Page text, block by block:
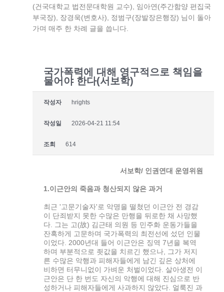
(건국대학교 법전문대학원 교수), 임아연(주간함양 편집국
부국장), 장경욱(변호사), 정범구(장발장은행장) 님이 돌아
가며 매주 한 차례 글을 씁니다.
국가폭력에 대해 영구적으로 책임을
물어야 한다(서보학)
작성자 hrights
작성일 2026-04-21 11:54
조회 614
서보학/ 인권연대 운영위원
1.이근안의 죽음과 청산되지 않은 과거
최근 '고문기술자'로 악명을 떨쳤던 이근안 전 경감
이 단죄받지 못한 수많은 만행을 뒤로한 채 사망했
다. 그는 고(故) 김근태 의원 등 민주화 운동가들을
잔혹하게 고문하며 국가폭력의 최전선에 섰던 인물
이었다. 2000년대 들어 이근안은 징역 7년을 복역
하며 부분적으로 죗값을 치르긴 했으나, 그가 저지
른 수많은 악행과 피해자들에게 남긴 깊은 상처에
비하면 터무니없이 가벼운 처벌이었다. 살아생전 이
근안은 단 한 번도 자신의 악행에 대해 진심으로 반
성하거나 피해자들에게 사과하지 않았다. 얼룩진 과